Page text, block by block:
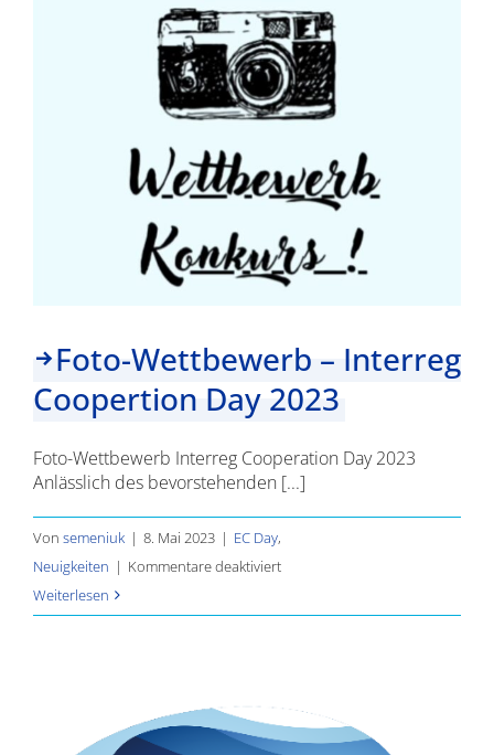
–
Interreg
Cooperation
Day
2023
Foto-Wettbewerb – Interreg
Coopertion Day 2023
Foto-Wettbewerb Interreg Cooperation Day 2023
Anlässlich des bevorstehenden [...]
Von semeniuk | 8. Mai 2023 | EC Day,
Neuigkeiten | Kommentare deaktiviertfür
Wettbewerb
Coopertion
Day
Weiterlesen